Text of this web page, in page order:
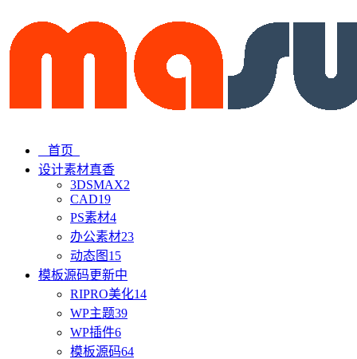
首页
设计素材真香
3DSMAX2
CAD19
PS素材4
办公素材23
动态图 15
模板源码更新中
RIPRO美化14
WP主题39
WP插件6
模板源码64